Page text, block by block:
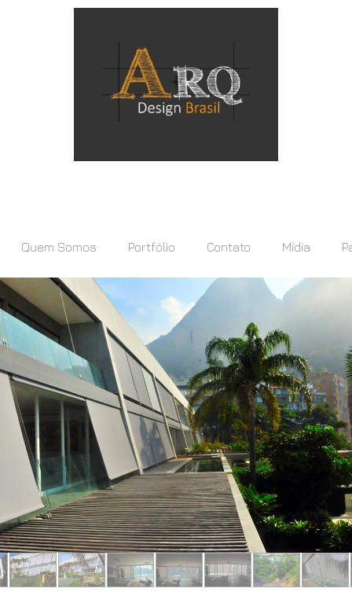
Quem Somos Portfólio Contato Mídia